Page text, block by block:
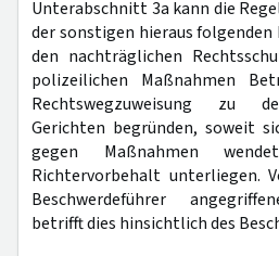
Unterabschnitt 3a kann die
der sonstigen hieraus folgenden
den nachträglichen
polizeilichen Maßnahmen
Rechtswegzuweisung zu
Gerichten begründen, soweit
gegen Maßnahmen
Richtervorbehalt unterliegen.
Beschwerdeführer
betrifft dies hinsichtlich des